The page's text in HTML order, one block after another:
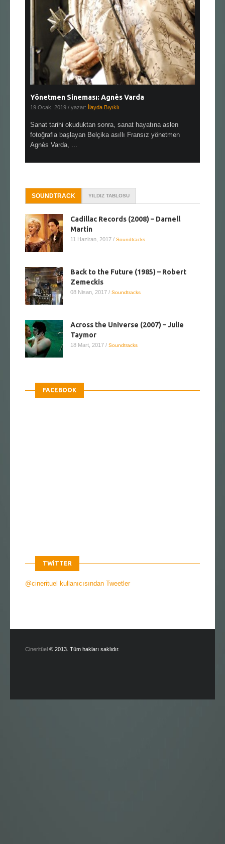
Yönetmen Sineması: Agnès Varda
19 Ocak, 2019 / yazar: İlayda Bıyıklı
Sanat tarihi okuduktan sonra, sanat hayatına aslen
fotoğrafla başlayan Belçika asıllı Fransız yönetmen
Agnès Varda, ...
SOUNDTRACK YILDIZ TABLOSU
Cadillac Records (2008) – Darnell
Martin
11 Haziran, 2017 / Soundtracks
Back to the Future (1985) – Robert
Zemeckis
08 Nisan, 2017 / Soundtracks
Across the Universe (2007) – Julie
Taymor
18 Mart, 2017 / Soundtracks
FACEBOOK
TWITTER
@cinerituel kullanıcısından Tweetler
Cineritüel © 2013. Tüm hakları saklıdır.